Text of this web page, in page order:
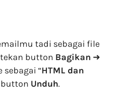
tadi sebagai file
tekan button Bagikan ➜
“HTML dan
Unduh.